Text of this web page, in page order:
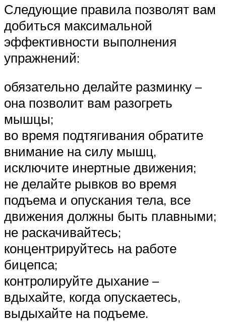
Следующие правила позволят вам
добиться максимальной
эффективности выполнения
упражнений:
обязательно делайте разминку –
она позволит вам разогреть
мышцы;
во время подтягивания обратите
внимание на силу мышц,
исключите инертные движения;
не делайте рывков во время
подъема и опускания тела, все
движения должны быть плавными;
не раскачивайтесь;
концентрируйтесь на работе
бицепса;
контролируйте дыхание –
вдыхайте, когда опускаетесь,
выдыхайте на подъеме.